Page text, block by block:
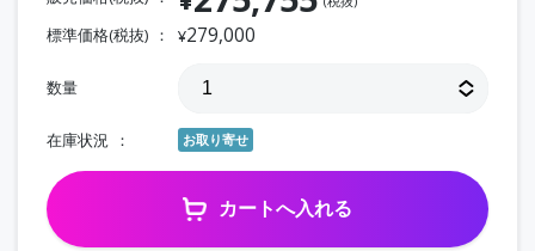
標準価格(税抜) ¥279,000
数量
在庫状況 お取り寄せ
カートへ入れる